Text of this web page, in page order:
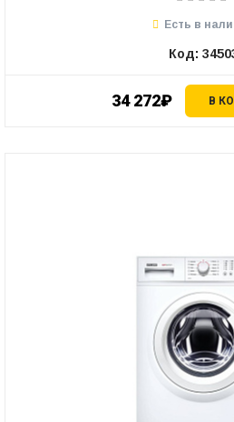
34 272₽ В
Есть в
Код: